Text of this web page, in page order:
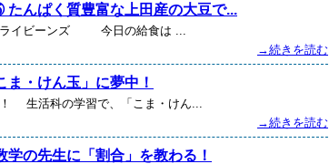
んぱく質豊富な上田産の大豆で...
ライビーンズ 今日の給食は ...
→続きを読む
ま・けん玉」に夢中！
生活科の学習で、「こま・けん...
→続きを読む
学の先生に「割合」を教わる！